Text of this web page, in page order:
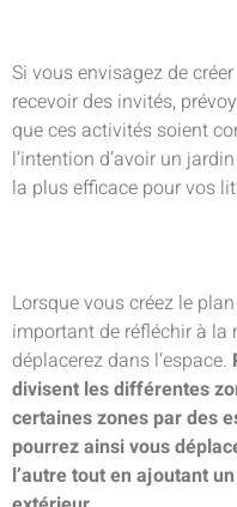
Si vous envisagez de
recevoir des invités,
que ces activités soient
l’intention d’avoir un
la plus efficace pour vos
Lorsque vous créez le
important de réfléchir à
déplacerez dans l’espace.
divisent les différentes
certaines zones par des
pourrez ainsi vous
l’autre tout en ajoutant